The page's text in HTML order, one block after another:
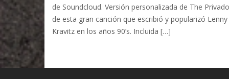
de Soundcloud. Versión personalizada de The
de esta gran canción que escribió y popularizó Lenny
Kravitz en los años 90’s. Incluida […]